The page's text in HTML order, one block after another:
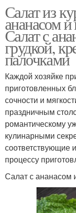
Салат из
ананасом
Салат с
грудкой,
палочками
Каждой хозяйке
приготовленных
сочности и
праздничным
романтическому
кулинарными
соответствующие
процессу
Салат с ананасом